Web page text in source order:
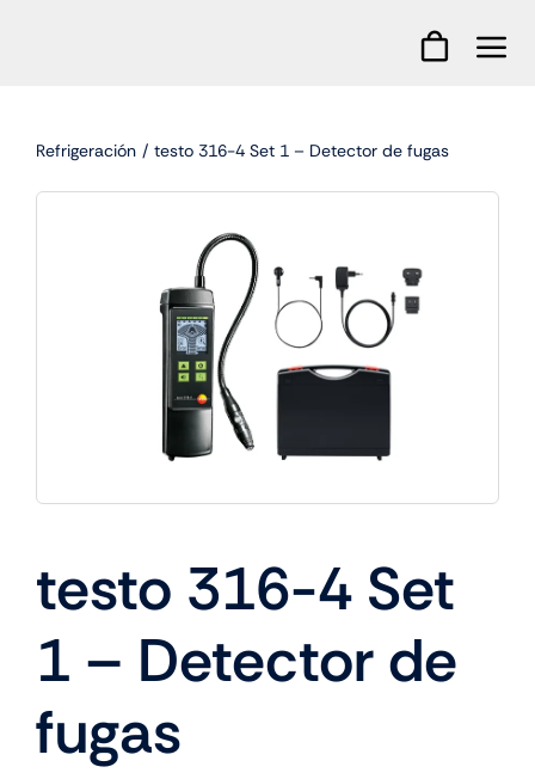
Refrigeración testo 316-4 Set 1 – Detector de fugas
testo 316-4 Set
1 – Detector de
fugas